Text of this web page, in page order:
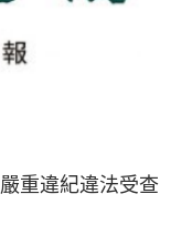
重違紀違法受查